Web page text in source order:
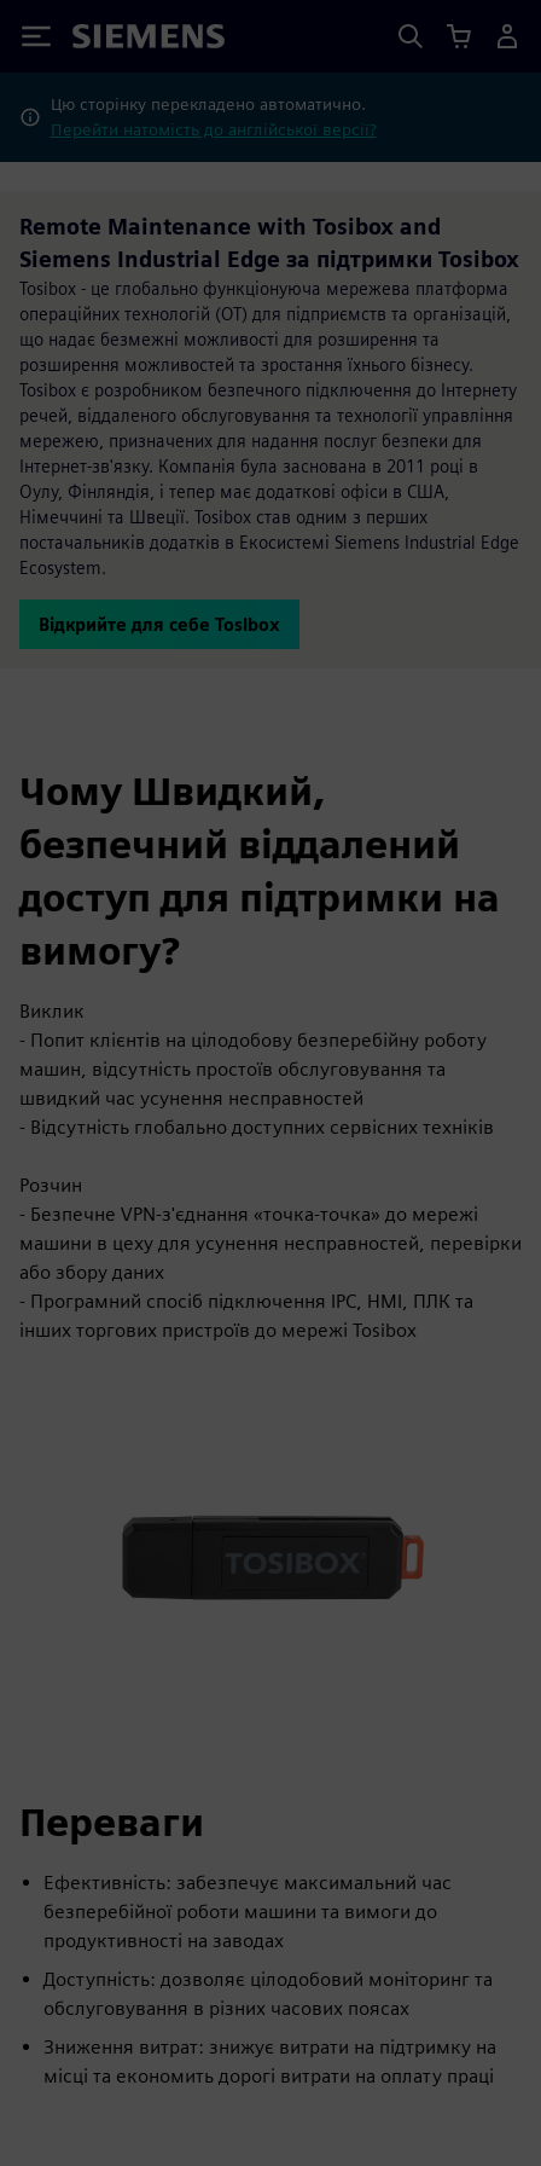
Siemens
Цю сторінку перекладено автоматично.
Перейти натомість до англійської версії?
Remote Maintenance with Tosibox and
Siemens Industrial Edge за підтримки Tosibox
Tosibox - це глобально функціонуюча мережева платформа
операційних технологій (OT) для підприємств та організацій,
що надає безмежні можливості для розширення та
розширення можливостей та зростання їхнього бізнесу.
Tosibox є розробником безпечного підключення до Інтернету
речей, віддаленого обслуговування та технології управління
мережею, призначених для надання послуг безпеки для
Інтернет-зв'язку. Компанія була заснована в 2011 році в
Оулу, Фінляндія, і тепер має додаткові офіси в США,
Німеччині та Швеції. Tosibox став одним з перших
постачальників додатків в Екосистемі Siemens Industrial Edge
Ecosystem.
Відкрийте для себе Tosibox
Чому Швидкий,
безпечний віддалений
доступ для підтримки на
вимогу?
Виклик
- Попит клієнтів на цілодобову безперебійну роботу
машин, відсутність простоїв обслуговування та
швидкий час усунення несправностей
- Відсутність глобально доступних сервісних техніків
Розчин
- Безпечне VPN-з'єднання «точка-точка» до мережі
машини в цеху для усунення несправностей, перевірки
або збору даних
- Програмний спосіб підключення IPC, HMI, ПЛК та
інших торгових пристроїв до мережі Tosibox
Переваги
Ефективність: забезпечує максимальний час
безперебійної роботи машини та вимоги до
продуктивності на заводах
Доступність: дозволяє цілодобовий моніторинг та
обслуговування в різних часових поясах
Зниження витрат: знижує витрати на підтримку на
місці та економить дорогі витрати на оплату праці